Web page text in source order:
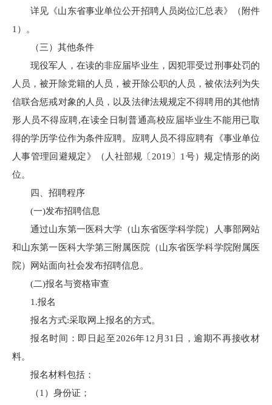
详见《山东省事业单位公开招聘人员岗位汇总表》（附件
1）。
（三）其他条件
现役军人，在读的非应届毕业生，因犯罪受过刑事处罚的
人员，被开除党籍的人员，被开除公职的人员，被依法列为失
信联合惩戒对象的人员，以及法律法规规定不得聘用的其他情
形人员不得应聘,在读全日制普通高校应届毕业生不能用已取
得的学历学位作为条件应聘。应聘人员不得应聘有《事业单位
人事管理回避规定》（人社部规〔2019〕1号）规定情形的岗
位。
四、招聘程序
(一)发布招聘信息
通过山东第一医科大学（山东省医学科学院）人事部网站
和山东第一医科大学第三附属医院（山东省医学科学院附属医
院）网站面向社会发布招聘信息。
(二)报名与资格审查
1.报名
报名方式:采取网上报名的方式。
报名时间：即日起至2026年12月31日，逾期不再接收材
料。
报名材料包括：
（1）身份证；